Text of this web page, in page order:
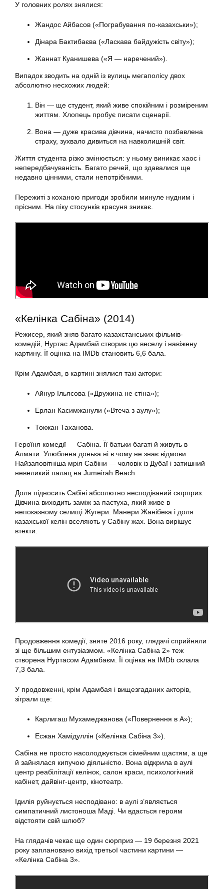
У головних ролях знялися:
Жандос Айбасов («Пограбування по-казахськи»);
Дінара Бактибаєва («Ласкава байдужість світу»);
Жаннат Куанишева («Я — наречений»).
Випадок зводить на одній із вулиць мегаполісу двох
абсолютно несхожих людей:
Він — ще студент, який живе спокійним і розміреним
життям. Хлопець пробує писати сценарії.
Вона — дуже красива дівчина, начисто позбавлена
страху, зухвало дивиться на навколишній світ.
Життя студента різко змінюється: у ньому виникає хаос і
непередбачуваність. Багато речей, що здавалися ще
недавно цінними, стали непотрібними.
Пережиті з коханою пригоди зробили минуле нудним і
прісним. На піку стосунків красуня зникає.
«Келінка Сабіна» (2014)
Режисер, який зняв багато казахстанських фільмів-
комедій, Нуртас Адамбай створив цю веселу і навіжену
картину. Її оцінка на IMDb становить 6,6 бала.
Крім Адамбая, в картині знялися такі актори:
Айнур Ільясова («Дружина не стіна»);
Ерлан Касимжанули («Втеча з аулу»);
Токжан Таханова.
Героїня комедії — Сабіна. Її батьки багаті й живуть в
Алмати. Улюблена донька ні в чому не знає відмови.
Найзаповітніша мрія Сабіни — чоловік із Дубаї і затишний
невеликий палац на Jumeirah Beach.
Доля підносить Сабіні абсолютно несподіваний сюрприз.
Дівчина виходить заміж за пастуха, який живе в
непоказному селищі Жугери. Манери Жанібека і доля
казахської келін вселяють у Сабіну жах. Вона вирішує
втекти.
Продовження комедії, зняте 2016 року, глядачі сприйняли
зі ще більшим ентузіазмом. «Келінка Сабіна 2» теж
створена Нуртасом Адамбаєм. Її оцінка на IMDb склала
7,3 бала.
У продовженні, крім Адамбая і вищезгаданих акторів,
зіграли ще:
Карлигаш Мухамеджанова («Повернення в А»);
Есжан Хамідуллін («Келінка Сабіна 3»).
Сабіна не просто насолоджується сімейним щастям, а ще
й зайнялася кипучою діяльністю. Вона відкрила в аулі
центр реабілітації келінок, салон краси, психологічний
кабінет, дайвінг-центр, кінотеатр.
Ідилія руйнується несподівано: в аулі з’являється
симпатичний листоноша Маді. Чи вдасться героям
відстояти свій шлюб?
На глядачів чекає ще один сюрприз — 19 березня 2021
року заплановано вихід третьої частини картини —
«Келінка Сабіна 3».